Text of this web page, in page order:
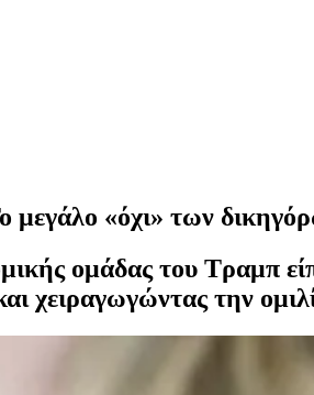
«όχι» των
ομάδας του Τραμπ
χειραγωγώντας την